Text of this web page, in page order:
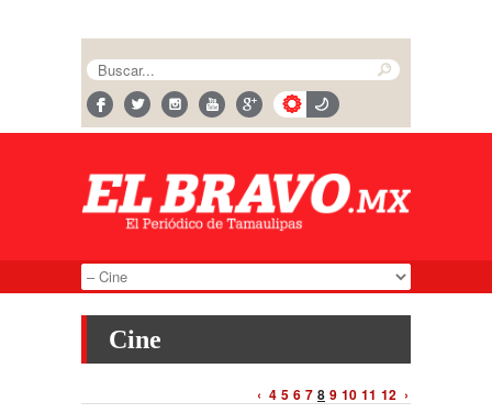
Cine
‹ 4 5 6 7 8 9 10 11 12 ›